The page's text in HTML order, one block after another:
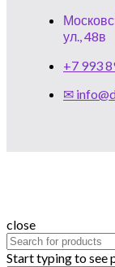
ул., 48в
+7 993
✉
close
Start typing to see